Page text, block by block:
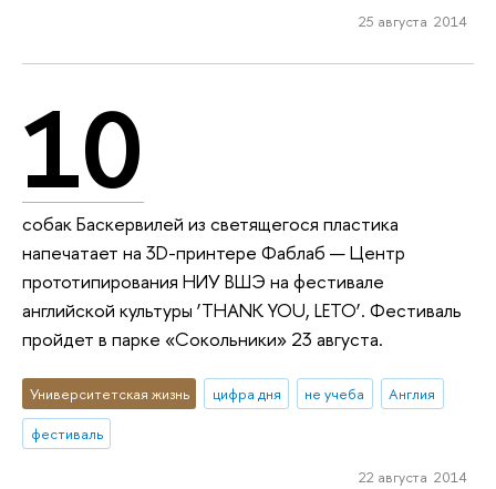
25 августа 2014
10
собак Баскервилей из светящегося пластика
напечатает на 3D-принтере Фаблаб — Центр
прототипирования НИУ ВШЭ на фестивале
английской культуры ‘THANK YOU, LETO’. Фестиваль
пройдет в парке «Сокольники» 23 августа.
Университетская жизнь цифра дня не учеба
Англия
фестиваль
22 августа 2014